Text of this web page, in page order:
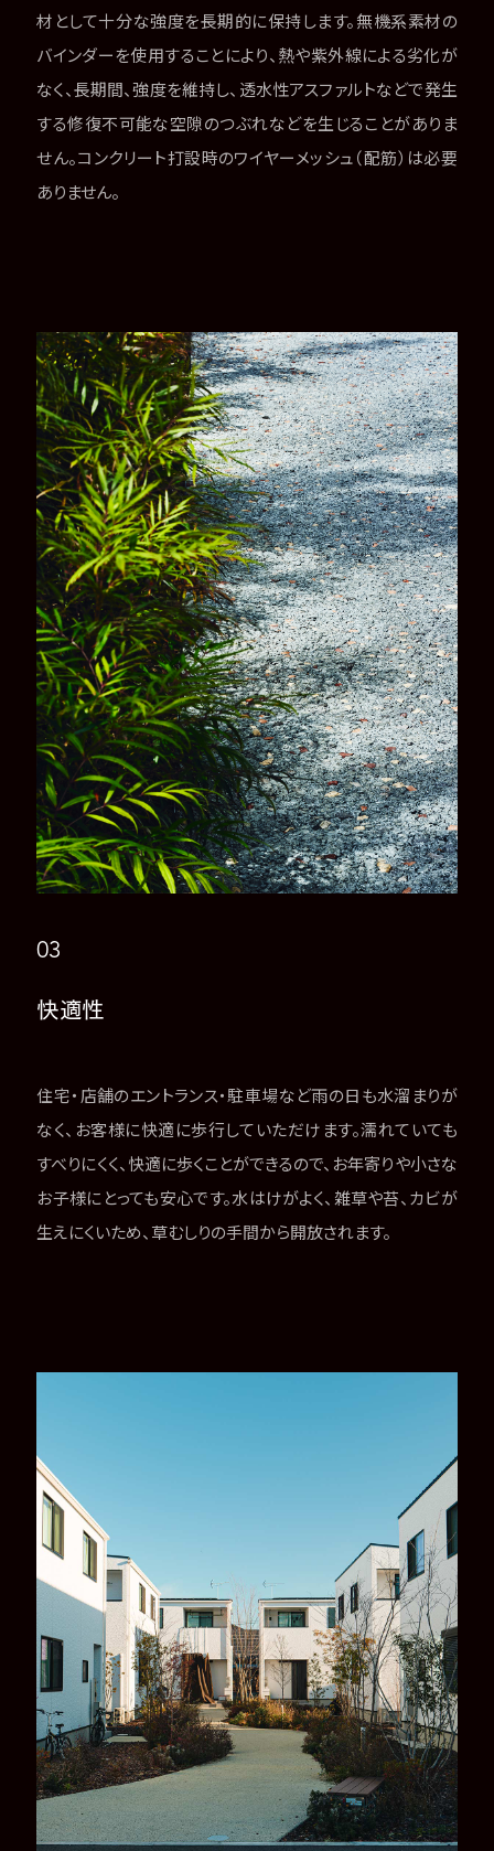
材として十分な強度を長期的に保持します。無機系素材の
バインダーを使用することにより、熱や紫外線による劣化が
なく、長期間、強度を維持し、透水性アスファルトなどで発生
する修復不可能な空隙のつぶれなどを生じることがありま
せん。コンクリート打設時のワイヤーメッシュ（配筋）は必要
ありません。
03
快適性
住宅・店舗のエントランス・駐車場など雨の日も水溜まりが
なく、お客様に快適に歩行していただけます。濡れていても
すべりにくく、快適に歩くことができるので、お年寄りや小さな
お子様にとっても安心です。水はけがよく、雑草や苔、カビが
生えにくいため、草むしりの手間から開放されます。